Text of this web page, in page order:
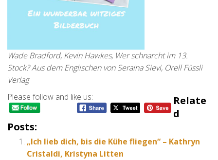
Wade Bradford, Kevin Hawkes, Wer schnarcht im 13.
Stock? Aus dem Englischen von Seraina Sievi, Orell Füssli
Verlag
Please follow and like us:
Relate
D
Posts:
„Ich lieb dich, bis die Kühe fliegen“ – Kathryn
Cristaldi, Kristyna Litten